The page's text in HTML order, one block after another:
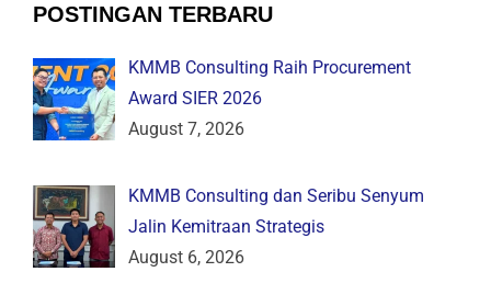
POSTINGAN TERBARU
KMMB Consulting Raih Procurement
Award SIER 2026
August 7, 2026
KMMB Consulting dan Seribu Senyum
Jalin Kemitraan Strategis
August 6, 2026